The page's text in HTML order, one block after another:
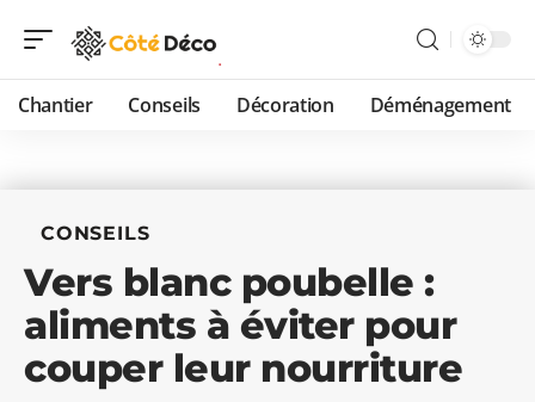
Chantier Conseils Décoration Déménagement
CONSEILS
Vers blanc poubelle :
aliments à éviter pour
couper leur nourriture